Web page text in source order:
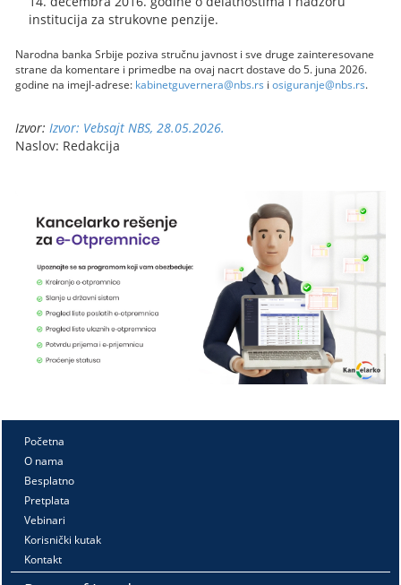
institucija za strukovne penzije.
Narodna banka Srbije poziva stručnu javnost i sve druge zainteresovane
strane da komentare i primedbe na ovaj nacrt dostave do 5. juna 2026.
godine na imejl-adrese: kabinetguvernera@nbs.rs iosiguranje@nbs.rs.
Izvor: Izvor: Vebsajt NBS, 28.05.2026.
Naslov: Redakcija
Početna
O nama
Besplatno
Pretplata
Vebinari
Korisnički kutak
Kontakt